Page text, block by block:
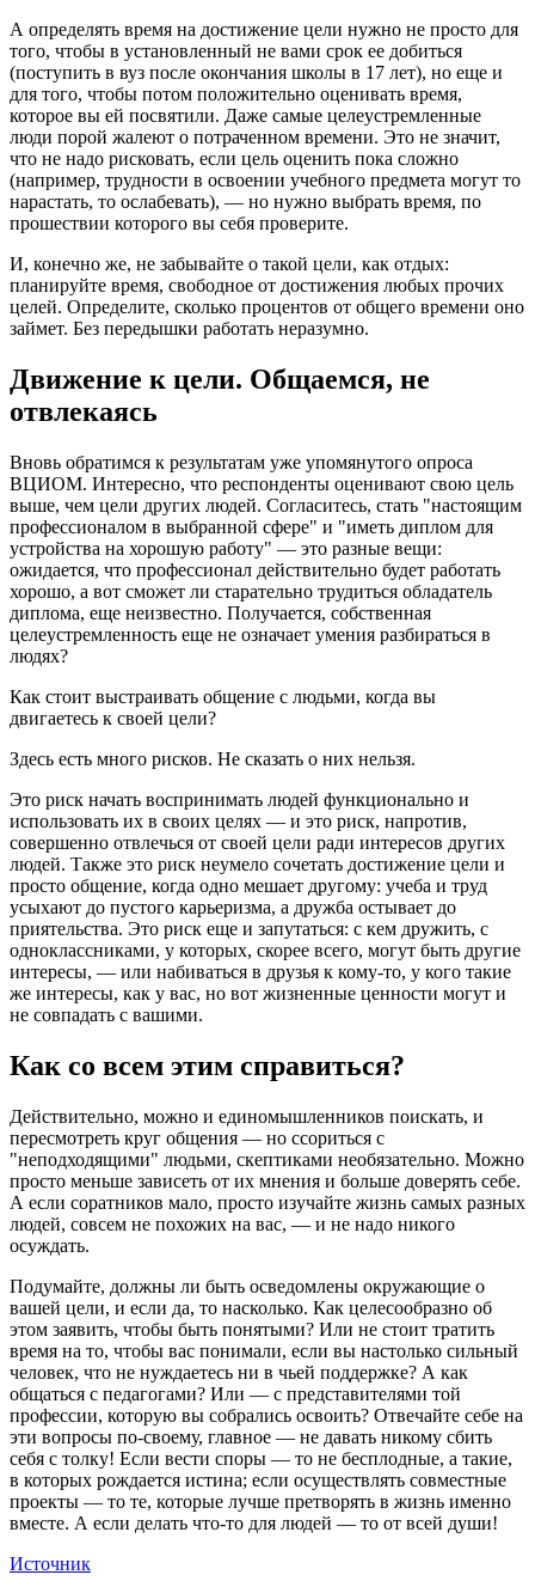
А определять время на достижение цели нужно не просто для
того, чтобы в установленный не вами срок ее добиться
(поступить в вуз после окончания школы в 17 лет), но еще и
для того, чтобы потом положительно оценивать время,
которое вы ей посвятили. Даже самые целеустремленные
люди порой жалеют о потраченном времени. Это не значит,
что не надо рисковать, если цель оценить пока сложно
(например, трудности в освоении учебного предмета могут то
нарастать, то ослабевать), — но нужно выбрать время, по
прошествии которого вы себя проверите.
И, конечно же, не забывайте о такой цели, как отдых:
планируйте время, свободное от достижения любых прочих
целей. Определите, сколько процентов от общего времени оно
займет. Без передышки работать неразумно.
Движение к цели. Общаемся, не
отвлекаясь
Вновь обратимся к результатам уже упомянутого опроса
ВЦИОМ. Интересно, что респонденты оценивают свою цель
выше, чем цели других людей. Согласитесь, стать "настоящим
профессионалом в выбранной сфере" и "иметь диплом для
устройства на хорошую работу" — это разные вещи:
ожидается, что профессионал действительно будет работать
хорошо, а вот сможет ли старательно трудиться обладатель
диплома, еще неизвестно. Получается, собственная
целеустремленность еще не означает умения разбираться в
людях?
Как стоит выстраивать общение с людьми, когда вы
двигаетесь к своей цели?
Здесь есть много рисков. Не сказать о них нельзя.
Это риск начать воспринимать людей функционально и
использовать их в своих целях — и это риск, напротив,
совершенно отвлечься от своей цели ради интересов других
людей. Также это риск неумело сочетать достижение цели и
просто общение, когда одно мешает другому: учеба и труд
усыхают до пустого карьеризма, а дружба остывает до
приятельства. Это риск еще и запутаться: с кем дружить, с
одноклассниками, у которых, скорее всего, могут быть другие
интересы, — или набиваться в друзья к кому-то, у кого такие
же интересы, как у вас, но вот жизненные ценности могут и
не совпадать с вашими.
Как со всем этим справиться?
Действительно, можно и единомышленников поискать, и
пересмотреть круг общения — но ссориться с
"неподходящими" людьми, скептиками необязательно. Можно
просто меньше зависеть от их мнения и больше доверять себе.
А если соратников мало, просто изучайте жизнь самых разных
людей, совсем не похожих на вас, — и не надо никого
осуждать.
Подумайте, должны ли быть осведомлены окружающие о
вашей цели, и если да, то насколько. Как целесообразно об
этом заявить, чтобы быть понятыми? Или не стоит тратить
время на то, чтобы вас понимали, если вы настолько сильный
человек, что не нуждаетесь ни в чьей поддержке? А как
общаться с педагогами? Или — с представителями той
профессии, которую вы собрались освоить? Отвечайте себе на
эти вопросы по-своему, главное — не давать никому сбить
себя с толку! Если вести споры — то не бесплодные, а такие,
в которых рождается истина; если осуществлять совместные
проекты — то те, которые лучше претворять в жизнь именно
вместе. А если делать что-то для людей — то от всей души!
Источник